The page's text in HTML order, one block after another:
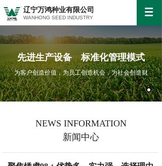
辽宁万鸿种业有限公司
WANHONG SEED INDUSTRY
先进生产设备 标准化管理模式
为客户创造价值，为员工创造机会，为社会创造财
NEWS INFORMATION
新闻中心